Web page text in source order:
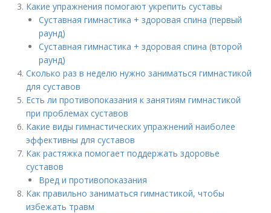
Какие упражнения помогают укрепить суставы
Суставная гимнастика + здоровая спина (первый
раунд)
Суставная гимнастика + здоровая спина (второй
раунд)
Сколько раз в неделю нужно заниматься гимнастикой
для суставов
Есть ли противопоказания к занятиям гимнастикой
при проблемах суставов
Какие виды гимнастических упражнений наиболее
эффективны для суставов
Как растяжка помогает поддержать здоровье
суставов
Вред и противопоказания
Как правильно заниматься гимнастикой, чтобы
избежать травм